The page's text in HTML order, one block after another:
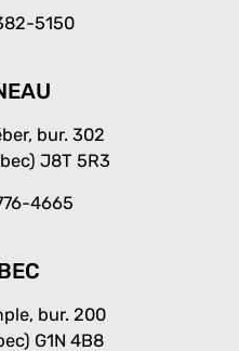
5150
bur. 302
J8T 5R3
4665
bur. 200
G1N 4B8